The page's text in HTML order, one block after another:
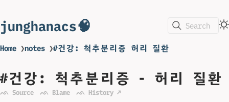
junghanacs🧠 Search
Home ❯notes ❯#건강: 척추분리증 허리 질환
#건강: 척추분리증 - 허리 질환
ᨒ Source ᨒ Blame ᨒ History ↗